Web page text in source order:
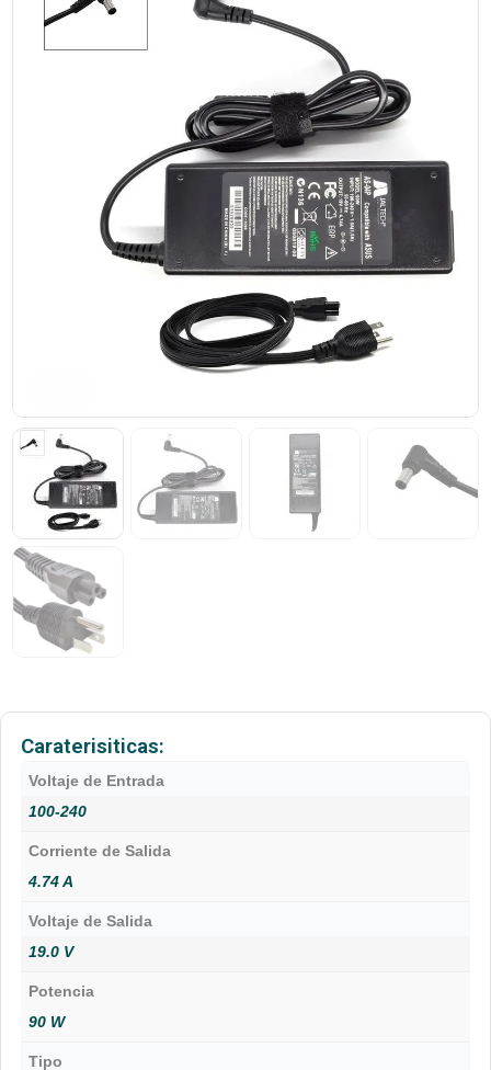
Caraterisiticas:
Voltaje de Entrada
100-240
Corriente de Salida
4.74 A
Voltaje de Salida
19.0 V
Potencia
90 W
Tipo